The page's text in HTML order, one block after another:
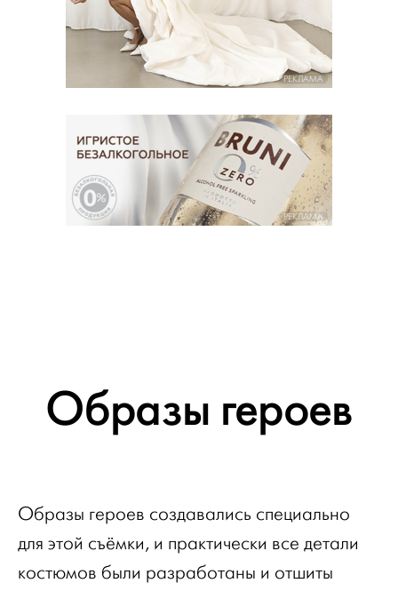
РЕКЛАМА
РЕКЛАМА
Образы героев
Образы героев создавались специально
для этой съёмки, и практически все детали
костюмов были разработаны и отшиты